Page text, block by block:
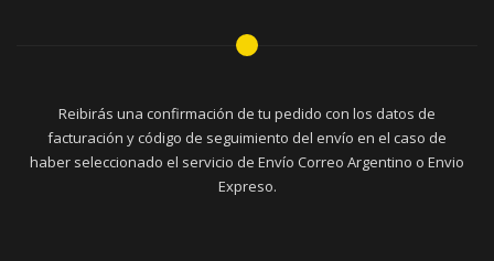
Reibirás una confirmación de tu pedido con los datos de
facturación y código de seguimiento del envío en el caso de
haber seleccionado el servicio de Envío Correo Argentino o Envio
Expreso.